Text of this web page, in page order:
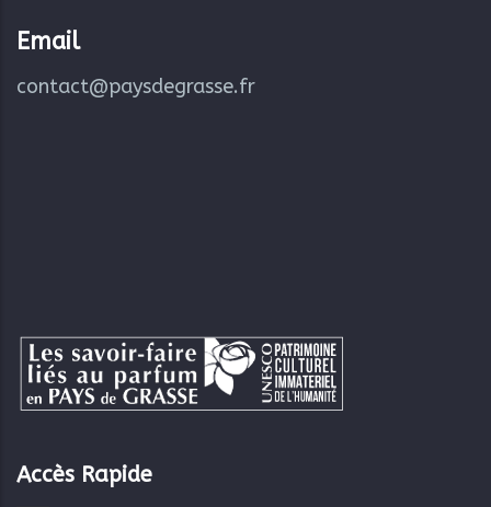
Email
contact@paysdegrasse.fr
Accès Rapide